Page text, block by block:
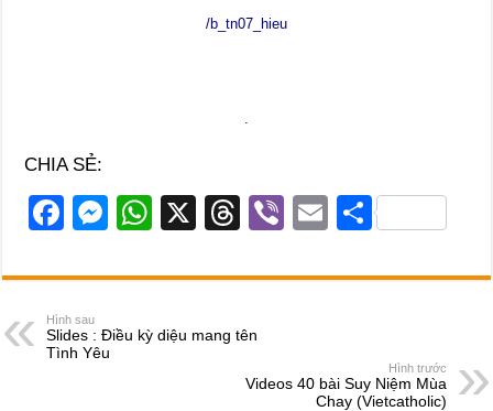
/b_tn07_hieu
CHIA SẺ:
F
c
e
b
M
ss
e
n
W
at
A
X
T
e
d
s
Vi
er
E
ail
S
ar
Hình sau
Slides : Điều kỳ diệu mang tên
Tình Yêu
Hình trước
Videos 40 bài Suy Niệm Mùa
Chay (Vietcatholic)